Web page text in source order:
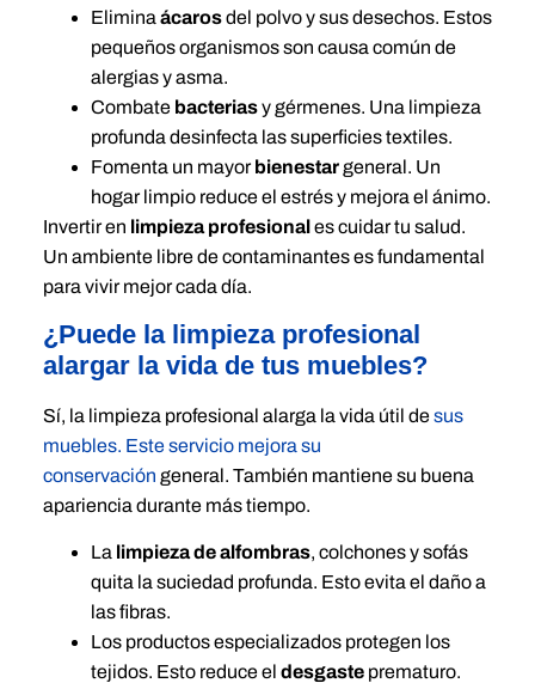
Eliminaácarosdel polvo y sus desechos. Estos
pequeños organismos son causa común de
alergias y asma.
Combate bacteriasy gérmenes. Una limpieza
profunda desinfecta las superficies textiles.
Fomenta un mayor bienestargeneral. Un
hogar limpio reduce el estrés y mejora el ánimo.
Invertir en limpieza profesional es cuidar tu salud.
Un ambiente libre de contaminantes es fundamental
para vivir mejor cada día.
¿Puede la limpieza profesional
alargar la vida de tus muebles?
Sí, la limpieza profesional alarga la vida útil desus
muebles. Este servicio mejora su
conservación general. También mantiene su buena
apariencia durante más tiempo.
La limpieza de alfombras, colchones y sofás
quita la suciedad profunda. Esto evita el daño a
las fibras.
Los productos especializados protegen los
tejidos. Esto reduce el desgasteprematuro.